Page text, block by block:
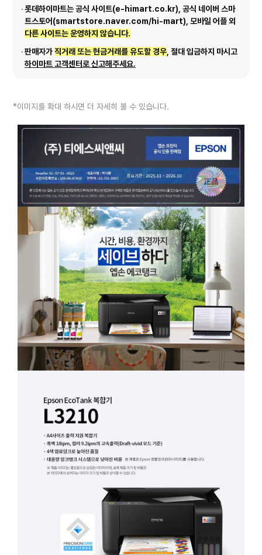
롯데하이마트는 공식 사이트(e-himart.co.kr), 공식 네이버 스마
트스토어(smartstore.naver.com/hi-mart), 모바일 어플 외
다른 사이트는 운영하지 않습니다.
판매자가직거래 또는 현금거래를 유도할 경우 , 절대 입금하지 마시고
하이마트 고객센터로 신고해주세요.
*이미지를 확대 하시면 더 자세히 볼 수 있습니다.